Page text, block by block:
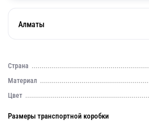
Алматы
Страна
Материал
Цвет
Размеры транспортной коробки